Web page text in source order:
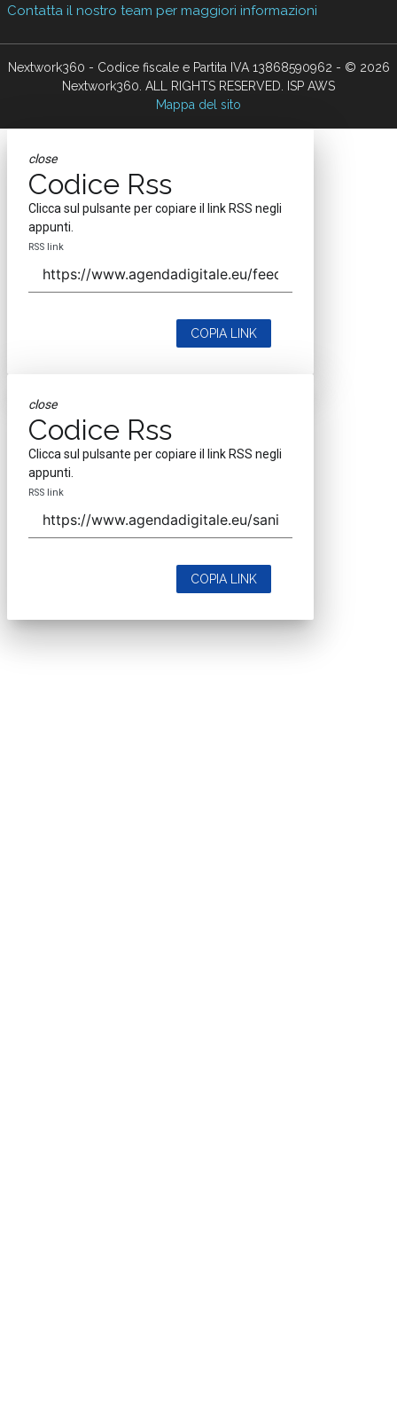
Contatta il nostro team per maggiori informazioni
Nextwork360 - Codice fiscale e Partita IVA 13868590962 - © 2026
Nextwork360. ALL RIGHTS RESERVED. ISP AWS
Mappa del sito
close
Codice Rss
Clicca sul pulsante per copiare il link RSS negli
appunti.
RSS link
COPIA LINK
close
Codice Rss
Clicca sul pulsante per copiare il link RSS negli
appunti.
RSS link
COPIA LINK